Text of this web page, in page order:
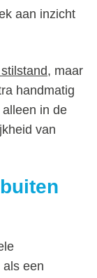
aan inzicht
, maar
handmatig
in de
van
een